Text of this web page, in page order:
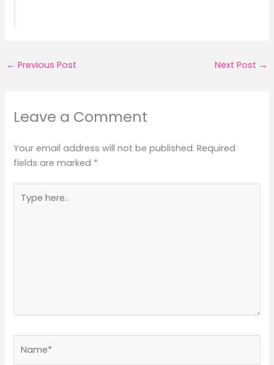
← Previous Post Next Post →
Leave a Comment
Your email address will not be published. Required
fields are marked *
here..